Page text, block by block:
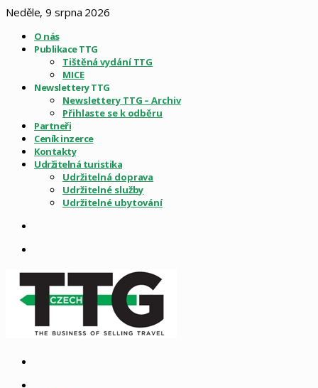
Neděle, 9 srpna 2026
O nás
Publikace TTG
Tištěná vydání TTG
MICE
Newslettery TTG
Newslettery TTG – Archiv
Přihlaste se k odběru
Partneři
Ceník inzerce
Kontakty
Udržitelná turistika
Udržitelná doprava
Udržitelné služby
Udržitelné ubytování